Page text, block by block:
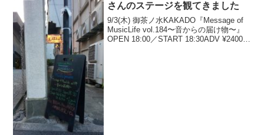
さんのステージを観てきました
9/3(木) 御茶ノ水KAKADO『Message of
MusicLife vol.184〜音からの届け物〜』
OPEN 18:00／START 18:30ADV ¥2400／